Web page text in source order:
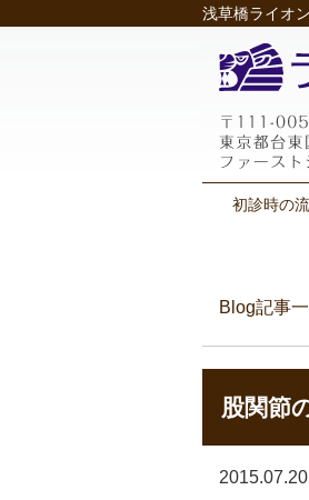
浅草橋ライオ
初診時の
Blog記事
股関節